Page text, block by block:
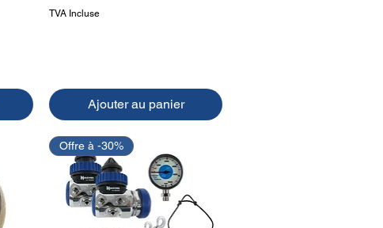
TVA Incluse
Ajouter au panier
Offre à -30%